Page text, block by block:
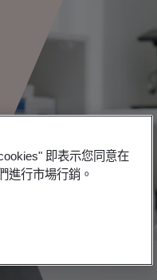
即表示您同意在
進行市場行銷。